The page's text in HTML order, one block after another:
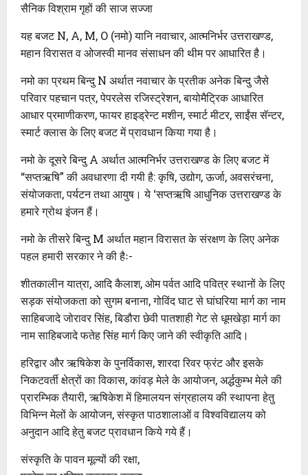
सैनिक विश्राम गृहों की साज सज्जा
यह बजट N, A, M, O (नमो) यानि नवाचार, आत्मनिर्भर उत्तराखण्ड,
महान विरासत व ओजस्वी मानव संसाधन की थीम पर आधारित है।
नमो का प्रथम बिन्दु N अर्थात नवाचार के प्रतीक अनेक बिन्दु जैसे
परिवार पहचान पत्र, पेपरलेस रजिस्ट्रेशन, बायोमैट्रिक आधारित
आधार प्रमाणीकरण, फायर हाइड्रेन्ट मशीन, स्मार्ट मीटर, साईंस सॅन्टर,
स्मार्ट क्लास के लिए बजट में प्रावधान किया गया है।
नमो के दूसरे बिन्दु A अर्थात आत्मनिर्भर उत्तराखण्ड के लिए बजट में
“सप्तऋषि” की अवधारणा दी गयी है: कृषि, उद्योग, ऊर्जा, अवसरंचना,
संयोजकता, पर्यटन तथा आयुष। ये ‘सप्तऋषि आधुनिक उत्तराखण्ड के
हमारे ग्रोथ इंजन हैं।
नमो के तीसरे बिन्दु M अर्थात महान विरासत के संरक्षण के लिए अनेक
पहल हमारी सरकार ने की हैः-
शीतकालीन यात्रा, आदि कैलाश, ओम पर्वत आदि पवित्र स्थानों के लिए
सड़क संयोजकता को सुगम बनाना, गोविंद घाट से घांघरिया मार्ग का नाम
साहिबजादे जोरावर सिंह, बिडौरा छेवी पातशाही गेट से धूमखेड़ा मार्ग का
नाम साहिबजादे फतेह सिंह मार्ग किए जाने की स्वीकृति आदि।
हरिद्वार और ऋषिकेश के पुनर्विकास, शारदा रिवर फ्रंट और इसके
निकटवर्ती क्षेत्रों का विकास, कांवड़ मेले के आयोजन, अर्द्धकुम्भ मेले की
प्रारम्भिक तैयारी, ऋषिकेश में हिमालयन संग्रहालय की स्थापना हेतु
विभिन्न मेलों के आयोजन, संस्कृत पाठशालाओं व विश्वविद्यालय को
अनुदान आदि हेतु बजट प्रावधान किये गये हैं।
संस्कृति के पावन मूल्यों की रक्षा,